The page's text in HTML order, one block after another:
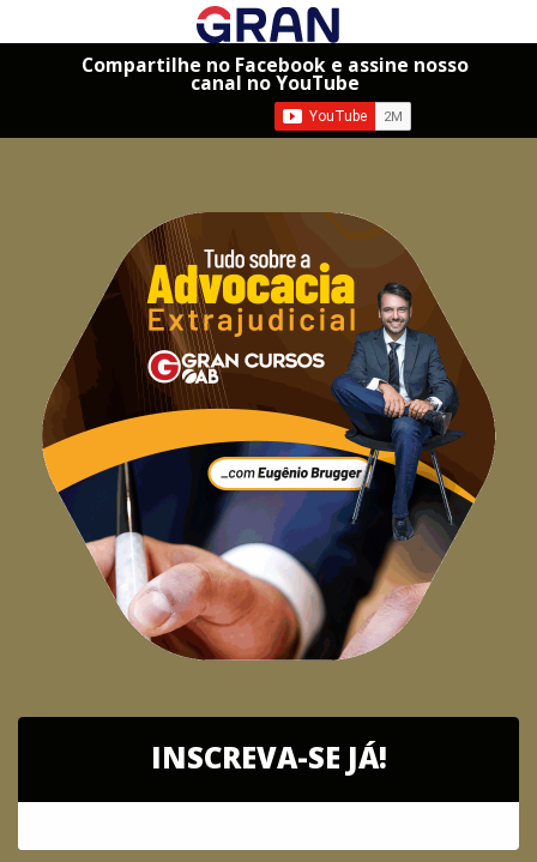
Compartilhe no Facebook e assine nosso
canal no YouTube
INSCREVA-SE JÁ!